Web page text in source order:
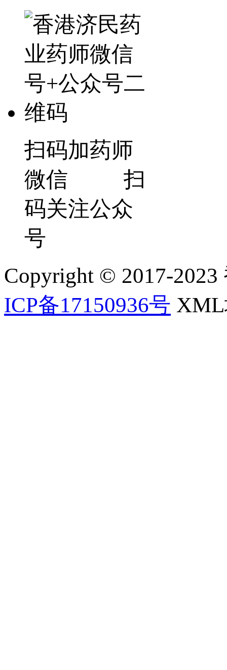
扫码加药师
微信 扫
码关注公众
号
Copyright © 2017-2023
ICP备17150936号